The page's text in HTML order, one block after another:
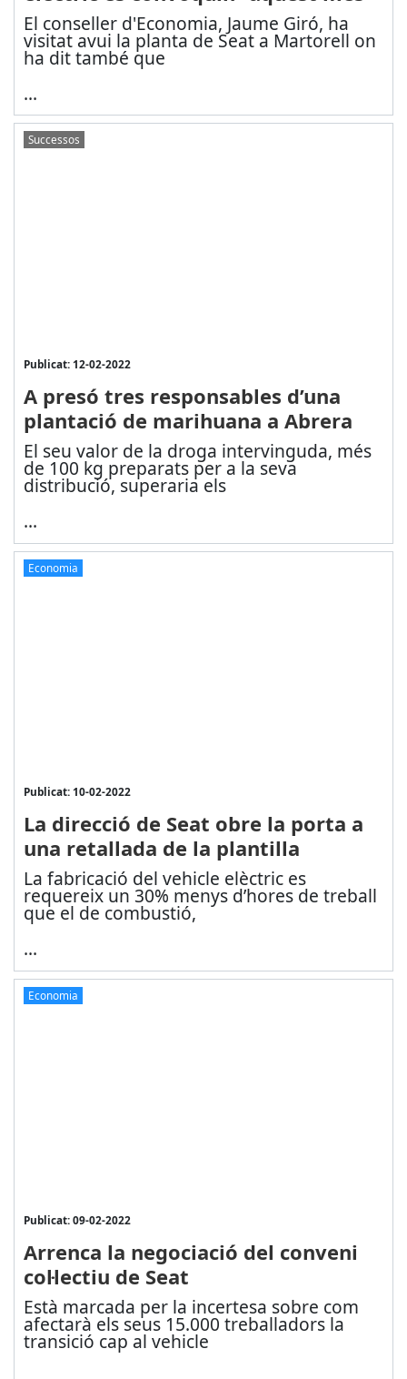
El conseller d'Economia, Jaume Giró, ha
visitat avui la planta de Seat a Martorell on
ha dit també que
...
Successos
Publicat: 12-02-2022
A presó tres responsables d’una
plantació de marihuana a Abrera
El seu valor de la droga intervinguda, més
de 100 kg preparats per a la seva
distribució, superaria els
...
Economia
Publicat: 10-02-2022
La direcció de Seat obre la porta a
una retallada de la plantilla
La fabricació del vehicle elèctric es
requereix un 30% menys d’hores de treball
que el de combustió,
...
Economia
Publicat: 09-02-2022
Arrenca la negociació del conveni
col·lectiu de Seat
Està marcada per la incertesa sobre com
afectarà els seus 15.000 treballadors la
transició cap al vehicle